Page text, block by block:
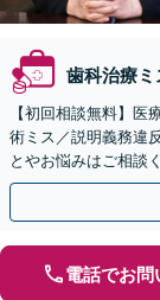
歯科治療ミ
【初回相談無料】医
術ミス／説明義務違
とやお悩みはご相談
のか」真実に迫れる
電話でお問